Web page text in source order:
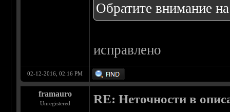
Обратите внимание
исправлено
02-12-2016, 02:16 PM
framauro
Unregistered RE: Неточности в